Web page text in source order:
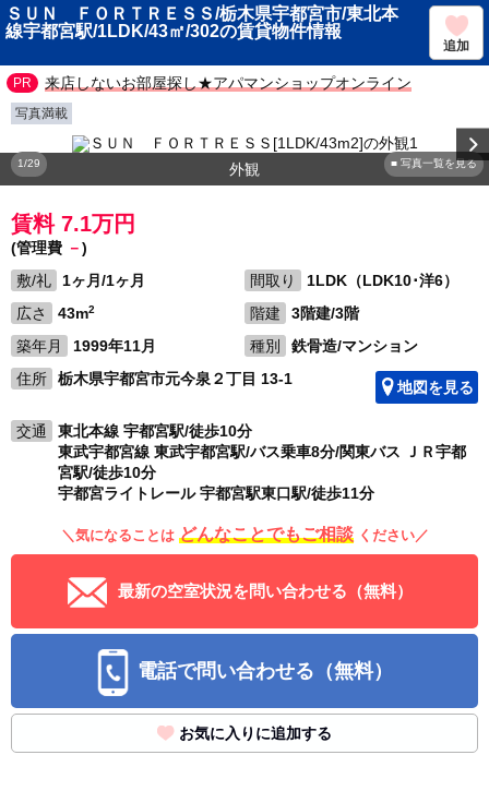
ＳＵＮ ＦＯＲＴＲＥＳＳ/栃木県宇都宮市/東北本
線宇都宮駅/1LDK/43㎡/302の賃貸物件情報
追加
来店しないお部屋探し★アパマンショップオンライン
写真満載
■ 写真一覧を見る
1/29 外観
賃料 7.1万円
(管理費 －)
敷/礼
1ヶ月/1ヶ月 間取り
1LDK（LDK10･洋6）
広さ
43m2 階建
3階建/3階
築年月
1999年11月 種別
鉄骨造/マンション
住所
栃木県宇都宮市元今泉２丁目 13-1 地図を見る
交通
東北本線 宇都宮駅/徒歩10分
東武宇都宮線 東武宇都宮駅/バス乗車8分/関東バス ＪＲ宇都
宮駅/徒歩10分
宇都宮ライトレール 宇都宮駅東口駅/徒歩11分
＼気になることは どんなことでもご相談 ください／
最新の空室状況を問い合わせる（無料）
電話で問い合わせる（無料）
お気に入りに追加する